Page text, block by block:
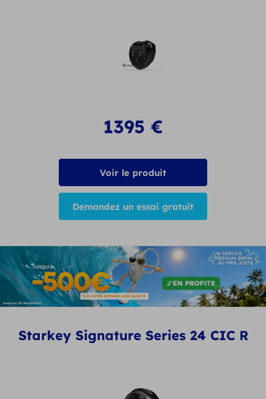
1395 €
Voir le produit
Demandez un essai gratuit
Starkey Signature Series 24 CIC R